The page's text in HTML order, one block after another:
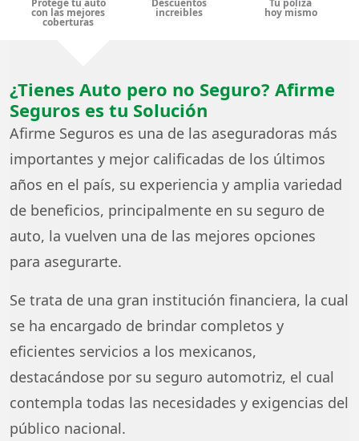
Protege tu auto
con las mejores
coberturas
Descuentos
increibles
Tu póliza
hoy mismo
¿Tienes Auto pero no Seguro? Afirme
Seguros es tu Solución
Afirme Seguros es una de las aseguradoras más
importantes y mejor calificadas de los últimos
años en el país, su experiencia y amplia variedad
de beneficios, principalmente en su seguro de
auto, la vuelven una de las mejores opciones
para asegurarte.
Se trata de una gran institución financiera, la cual
se ha encargado de brindar completos y
eficientes servicios a los mexicanos,
destacándose por su seguro automotriz, el cual
contempla todas las necesidades y exigencias del
público nacional.